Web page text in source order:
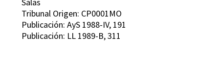
Salas
Tribunal Origen: CP0001MO
Publicación: AyS 1988-IV, 191
Publicación: LL 1989-B, 311